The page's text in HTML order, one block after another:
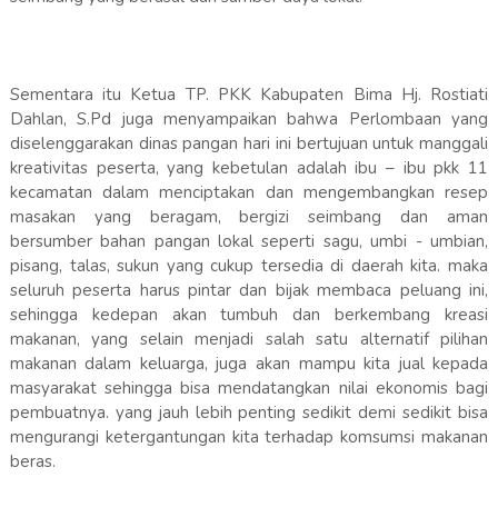
Sementara itu Ketua TP. PKK Kabupaten Bima Hj. Rostiati
Dahlan, S.Pd juga menyampaikan bahwa Perlombaan yang
diselenggarakan dinas pangan hari ini bertujuan untuk manggali
kreativitas peserta, yang kebetulan adalah ibu – ibu pkk 11
kecamatan dalam menciptakan dan mengembangkan resep
masakan yang beragam, bergizi seimbang dan aman
bersumber bahan pangan lokal seperti sagu, umbi - umbian,
pisang, talas, sukun yang cukup tersedia di daerah kita. maka
seluruh peserta harus pintar dan bijak membaca peluang ini,
sehingga kedepan akan tumbuh dan berkembang kreasi
makanan, yang selain menjadi salah satu alternatif pilihan
makanan dalam keluarga, juga akan mampu kita jual kepada
masyarakat sehingga bisa mendatangkan nilai ekonomis bagi
pembuatnya. yang jauh lebih penting sedikit demi sedikit bisa
mengurangi ketergantungan kita terhadap komsumsi makanan
beras.